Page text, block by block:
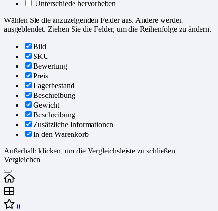
Unterschiede hervorheben
Wählen Sie die anzuzeigenden Felder aus. Andere werden
ausgeblendet. Ziehen Sie die Felder, um die Reihenfolge zu ändern.
Bild
SKU
Bewertung
Preis
Lagerbestand
Beschreibung
Gewicht
Beschreibung
Zusätzliche Informationen
In den Warenkorb
Außerhalb klicken, um die Vergleichsleiste zu schließen
Vergleichen
0